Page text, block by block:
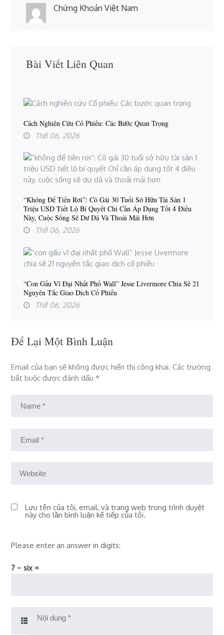
Chứng Khoán Việt Nam
Bài Viết Liên Quan
Cách Nghiên Cứu Cổ Phiếu: Các Bước Quan Trọng
Th8 06, 2026
“không Để Tiền Rơi”: Cô Gái 30 Tuổi Sở Hữu Tài Sản 1
Triệu USD Tiết Lộ Bí Quyết Chỉ Cần Áp Dụng Tốt 4 Điều
Này, Cuộc Sống Sẽ Dư Dả Và Thoải Mái Hơn
Th8 06, 2026
“con Gấu Vĩ Đại Nhất Phố Wall” Jesse Livermore Chia Sẽ 21
Nguyên Tắc Giao Dịch Cổ Phiếu
Th8 06, 2026
Để Lại Một Bình Luận
Email của bạn sẽ không được hiển thị công khai. Các trường
bắt buộc được đánh dấu*
Lưu tên của tôi, email, và trang web trong trình duyệt
này cho lần bình luận kế tiếp của tôi.
Please enter an answer in digits:
7 − six =